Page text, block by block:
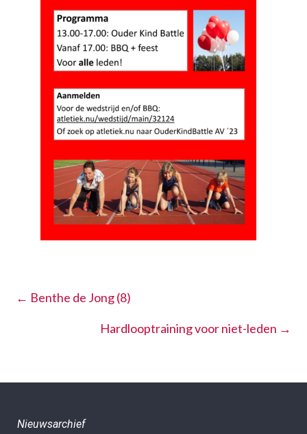
← Benthe de Jong (8)
Hardlooptraining voor niet-leden →
Nieuwsarchief